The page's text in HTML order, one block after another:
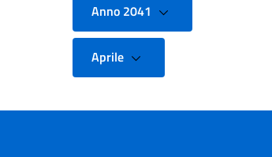
Anno 2041
Aprile